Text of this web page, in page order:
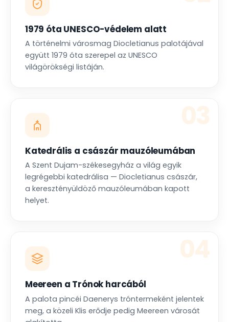
1979 óta UNESCO-védelem alatt
A történelmi városmag Diocletianus palotájával
együtt 1979 óta szerepel az UNESCO
világörökségi listáján.
Katedrális a császár mauzóleumában
A Szent Dujam-székesegyház a világ egyik
legrégebbi katedrálisa — Diocletianus császár,
a keresztényüldöző mauzóleumában kapott
helyet.
Meereen a Trónok harcából
A palota pincéi Daenerys tróntermeként jelentek
meg, a közeli Klis erődje pedig Meereen városát